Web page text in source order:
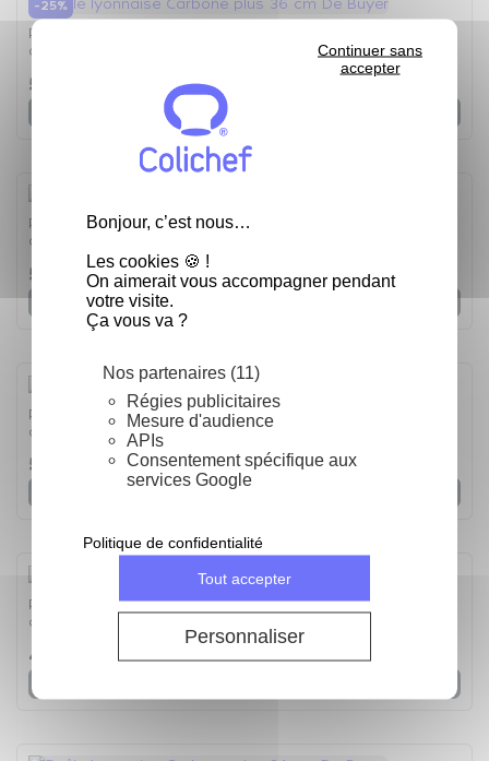
Bonjour, c’est nous…
Les cookies 🍪 !
On aimerait vous accompagner pendant
votre visite.
Ça vous va ?
Nos partenaires (11)
Régies publicitaires
Mesure d'audience
APIs
Consentement spécifique aux
services Google
Tout accepter
Continuer sans
accepter
Personnaliser
Politique de confidentialité
-25%
Poêle lyonnaise Carbone Plus 36 cm De Buyer en tôle
d'acier - La Poêle de 36 cm
55,34 €
Poêle lyonnaise Carbone Plus 32 cm De Buyer en tôle
d'acier - La Poêle de 32 cm
59,80 €
Poêle lyonnaise Carbone Plus 30 cm De Buyer en tôle
d'acier - La Poêle de 30 cm
55,04 €
Voir
Poêle lyonnaise Carbone Plus 28 cm De Buyer en tôle
d'acier - La Poêle de 28 cm
48,69 €